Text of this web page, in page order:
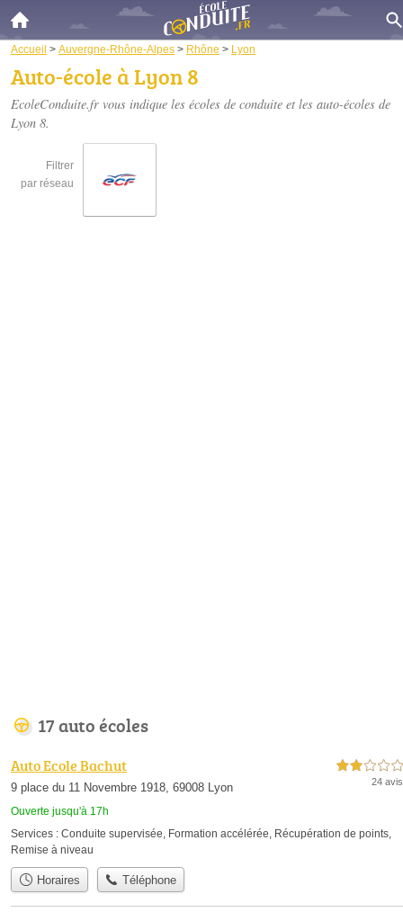
Accueil > Auvergne-Rhône-Alpes > Rhône > Lyon
Auto-école à Lyon 8
EcoleConduite.fr vous indique les écoles de conduite et les auto-écoles de
Lyon 8.
Filtrer
par réseau
17 auto écoles
Auto Ecole Bachut
9 place du 11 Novembre 1918, 69008 Lyon
Ouverte jusqu'à 17h
2,0 étoiles sur 5
24 avis
Services : Conduite supervisée, Formation accélérée, Récupération de points,
Remise à niveau
Horaires Téléphone